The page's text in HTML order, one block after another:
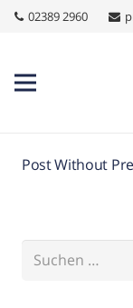
02389 2960
Post Without
Suchen